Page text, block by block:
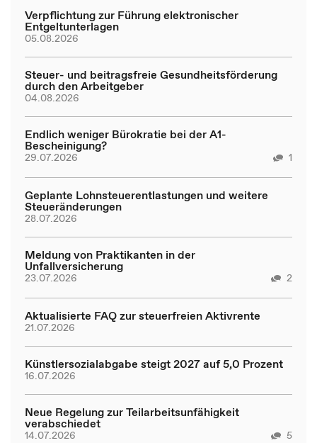
Verpflichtung zur Führung elektronischer
Entgeltunterlagen
05.08.2026
Steuer- und beitragsfreie Gesundheitsförderung
durch den Arbeitgeber
04.08.2026
Endlich weniger Bürokratie bei der A1-
Bescheinigung?
29.07.2026 1
Geplante Lohnsteuerentlastungen und weitere
Steueränderungen
28.07.2026
Meldung von Praktikanten in der
Unfallversicherung
23.07.2026 2
Aktualisierte FAQ zur steuerfreien Aktivrente
21.07.2026
Künstlersozialabgabe steigt 2027 auf 5,0 Prozent
16.07.2026
Neue Regelung zur Teilarbeitsunfähigkeit
verabschiedet
14.07.2026 5